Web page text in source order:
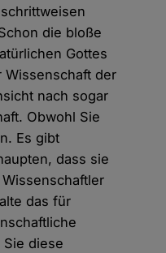
die bloße
Gottes
der
nach sogar
Obwohl Sie
Es gibt
dass sie
das für
diese